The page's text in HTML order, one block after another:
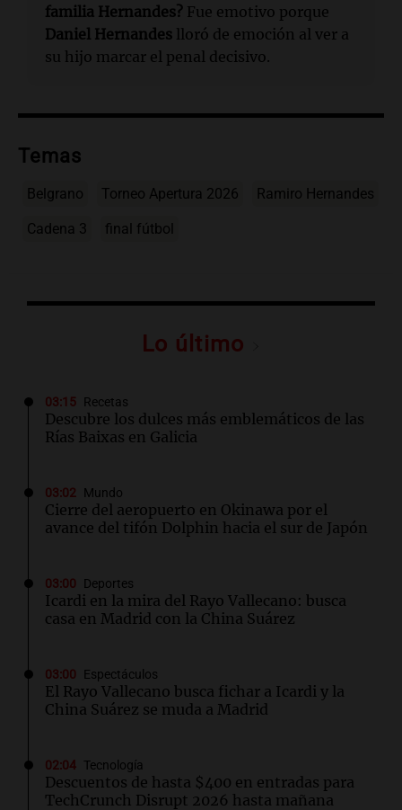
familia Hernandes? Fue emotivo porque
Daniel Hernandes lloró de emoción al ver a
su hijo marcar el penal decisivo.
Temas
Belgrano Torneo Apertura 2026 Ramiro Hernandes
Cadena 3 final fútbol
Lo último
03:15 Recetas
Descubre los dulces más emblemáticos de las
Rías Baixas en Galicia
03:02 Mundo
Cierre del aeropuerto en Okinawa por el
avance del tifón Dolphin hacia el sur de Japón
03:00 Deportes
Icardi en la mira del Rayo Vallecano: busca
casa en Madrid con la China Suárez
03:00 Espectáculos
El Rayo Vallecano busca fichar a Icardi y la
China Suárez se muda a Madrid
02:04 Tecnología
Descuentos de hasta $400 en entradas para
TechCrunch Disrupt 2026 hasta mañana